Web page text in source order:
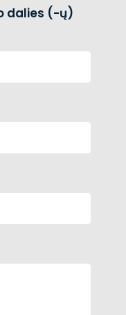
dalies (-ų)